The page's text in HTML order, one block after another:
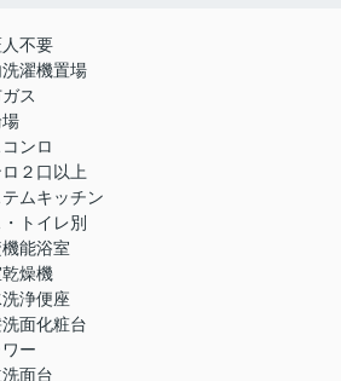
不要
濯機置場
ス
ンロ
２口以上
ムキッチン
トイレ別
能浴室
燥機
浄便座
面化粧台
ー
面台